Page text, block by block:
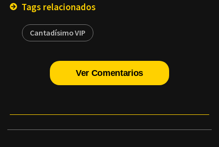
Tags relacionados
Cantadísimo VIP
Ver Comentarios